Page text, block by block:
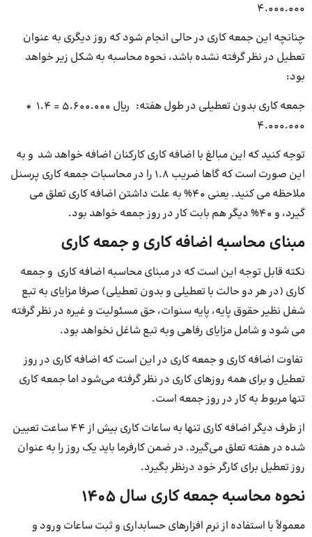
4.000.000
چنانچه این جمعه کاری در حالی انجام شود که روز دیگری به عنوان
تعطیل در نظر گرفته نشده باشد، نحوه محاسبه به شکل زیر خواهد
بود:
جمعه کاری بدون تعطیلی در طول هفته: ریال 5.600.000 = 1.4 *
4.000.000
توجه کنید که این مبالغ با اضافه کاری کارکنان اضافه خواهد شد و به
این صورت است که گاها ضریب 1.8 را در محاسبات جمعه کاری پرسنل
ملاحظه می کنید. یعنی 40% به علت داشتن اضافه کاری تعلق می
گیرد، و 40% دیگر هم بابت کار در روز جمعه خواهد بود.
مبنای محاسبه اضافه کاری و جمعه کاری
نکته قابل توجه این است که در مبنای محاسبه اضافه کاری و جمعه
کاری (در هر دو حالت با تعطیلی و بدون تعطیلی) صرفا مزایای به تبع
شغل نظیر حقوق پایه، پایه سنوات، حق مسئولیت و غیره در نظر گرفته
می شود و شامل مزایای رفاهی وبه تبع شاغل نخواهد بود.
تفاوت اضافه کاری و جمعه کاری در این است که اضافه کاری در روز
تعطیل و برای همه روزهای کاری در نظر گرفته می‌شود اما جمعه کاری
تنها مربوط به کار در روز جمعه است.
از طرف دیگر اضافه کاری تنها به ساعات کاری بیش از 44 ساعت تعیین
شده در هفته تعلق می‌گیرد. در ضمن کارفرما باید یک روز را به عنوان
روز تعطیل برای کارگر خود درنظر بگیرد.
نحوه محاسبه جمعه کاری سال 1405
معمولاً با استفاده از نرم افزارهای حسابداری و ثبت ساعات ورود و